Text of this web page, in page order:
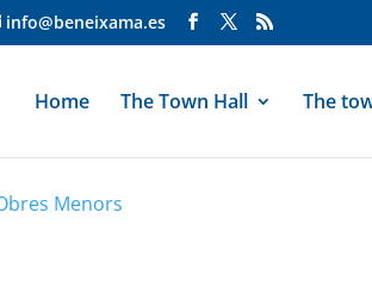
info@beneixama.es
Home The Town Hall The
Menors